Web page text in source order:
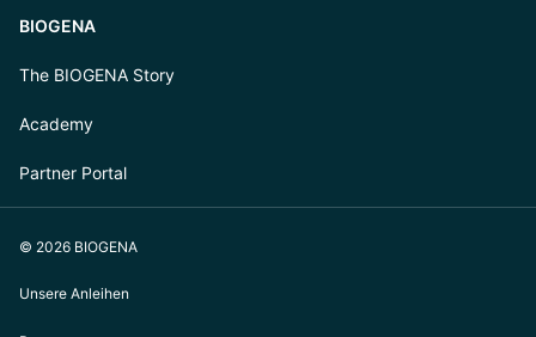
BIOGENA
The BIOGENA Story
Academy
Partner Portal
© 2026 BIOGENA
Unsere Anleihen